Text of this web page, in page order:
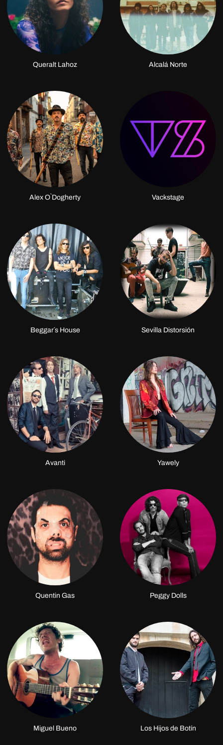
Queralt Lahoz Alcalá Norte
Alex O`Dogherty Vackstage
Beggar´s House Sevilla Distorsión
Avanti Yawely
Quentin Gas Peggy Dolls
Miguel Bueno Los Hijos de Botín